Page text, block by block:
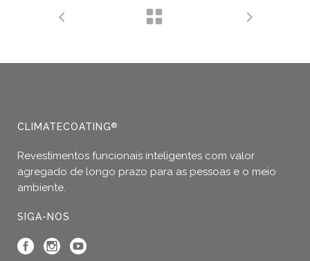
CLIMATECOATING®
Revestimentos funcionais inteligentes com valor
agregado de longo prazo para as pessoas e o meio
ambiente.
SIGA-NOS